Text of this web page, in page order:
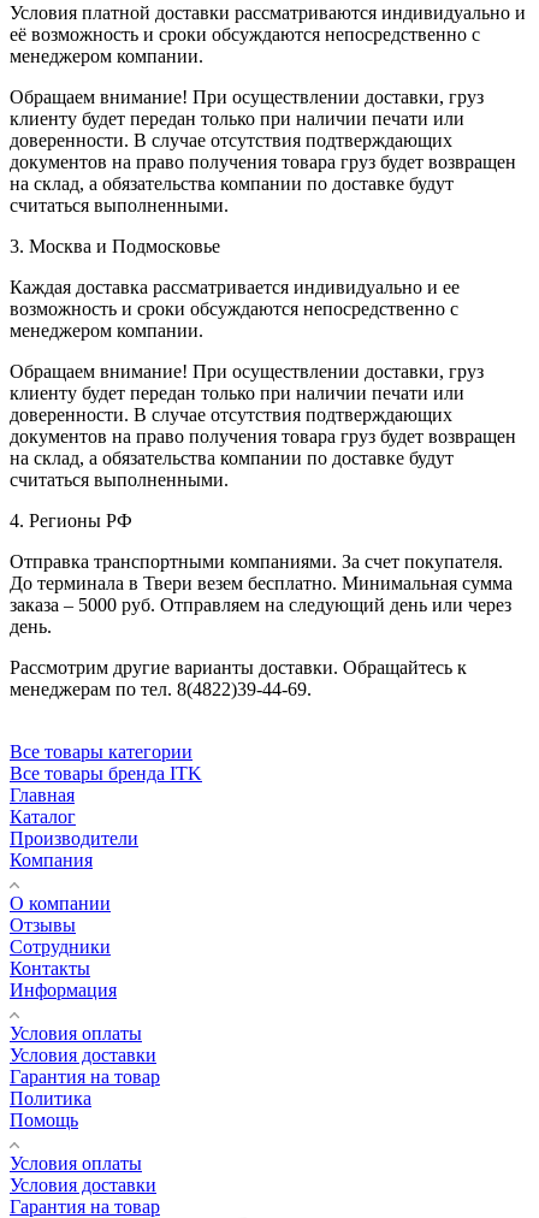
Условия платной доставки рассматриваются индивидуально и
её возможность и сроки обсуждаются непосредственно с
менеджером компании.
Обращаем внимание! При осуществлении доставки, груз
клиенту будет передан только при наличии печати или
доверенности. В случае отсутствия подтверждающих
документов на право получения товара груз будет возвращен
на склад, а обязательства компании по доставке будут
считаться выполненными.
3. Москва и Подмосковье
Каждая доставка рассматривается индивидуально и ее
возможность и сроки обсуждаются непосредственно с
менеджером компании.
Обращаем внимание! При осуществлении доставки, груз
клиенту будет передан только при наличии печати или
доверенности. В случае отсутствия подтверждающих
документов на право получения товара груз будет возвращен
на склад, а обязательства компании по доставке будут
считаться выполненными.
4. Регионы РФ
Отправка транспортными компаниями. За счет покупателя.
До терминала в Твери везем бесплатно. Минимальная сумма
заказа – 5000 руб. Отправляем на следующий день или через
день.
Рассмотрим другие варианты доставки. Обращайтесь к
менеджерам по тел. 8(4822)39-44-69.
Все товары категории
Все товары бренда ITK
Главная
Каталог
Производители
Компания
О компании
Отзывы
Сотрудники
Контакты
Информация
Условия оплаты
Условия доставки
Гарантия на товар
Политика
Помощь
Условия оплаты
Условия доставки
Гарантия на товар